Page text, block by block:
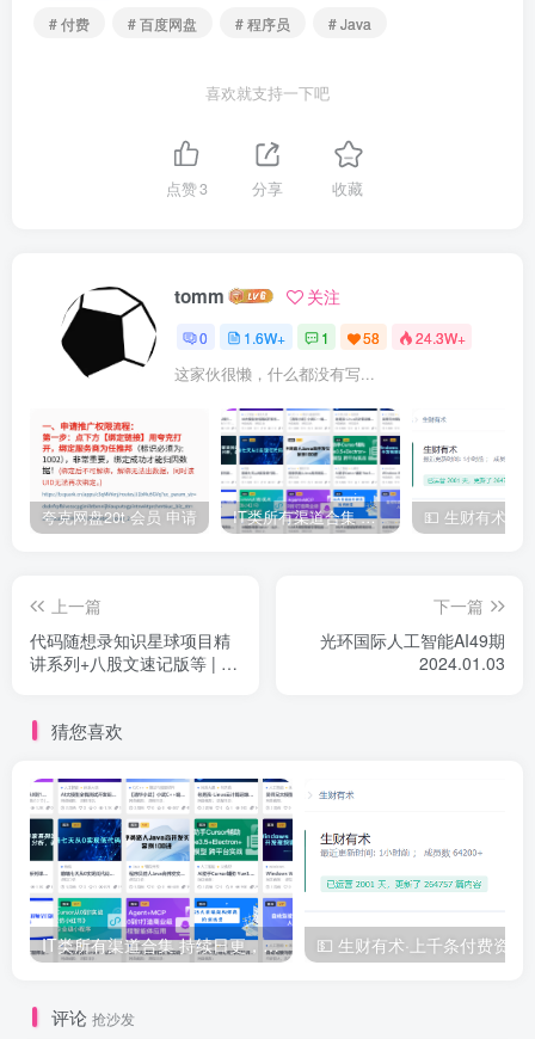
| | ├──第六期结营直播
| | ├──第三期结营直播课件
| | ├──第二期结营总结1.xmind 144.61kb
| | ├──第二期结营总结2.xmind 279.72kb
| | ├──第一期结营总结1.xmind 211.78kb
| | └──第一期结营总结2.xmind 201.09kb
├──03.2025年数据结构考点讲解
| | ├──1.1数据结构的基本概念
| | └──1.2算法和算法评价
| ├──02.第二章线性表
| | ├──2.2线性表的顺序表示
| | └──2.3线性表的链式表示
| ├──03.第三章栈、队列和数组
| | ├──3.2队列
| | ├──3.3栈和队列的应用
| | └──3.4数组和特殊矩阵
| ├──04.第四章串
| | ├──4.1串的定义和实现
| | └──4.2串的模式匹配
| ├──05.第五章树与二叉树
| | ├──5.2二叉树的概念
# 付费
# 百度网盘 # 程序员 # Java
喜欢就支持一下吧
点赞3 分享 收藏
tomm 关注
0 1.6W+ 1 58 24.3W+
这家伙很懒，什么都没有写...
夸克网盘20t 会员 申请 IT类所有渠道合集 持续日更，目前近四千多条资源 年费用户微信私信获取权限
上一篇
代码随想录知识星球项目精
讲系列+八股文速记版等 | 价
下一篇
光环国际人工智能AI49期
2024.01.03
猜您喜欢
IT类所有渠道合集 持续日更，目前近四千多条资源 年费用户微信私信获取权限
评论 抢沙发